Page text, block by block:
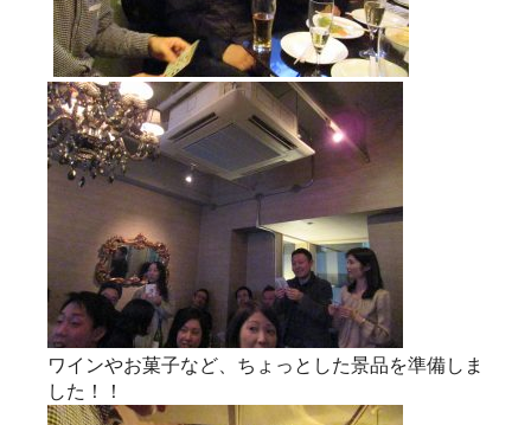
ワインやお菓子など、ちょっとした景品を準備しま
した！！